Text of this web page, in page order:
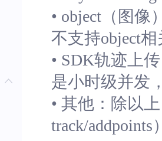
• object（图像
不支持object
• SDK轨迹上
是小时级并发
• 其他： 除以
track/